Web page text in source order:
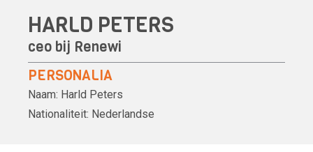
HARLD PETERS
ceo bij Renewi
PERSONALIA
Naam: Harld Peters
Nationaliteit: Nederlandse